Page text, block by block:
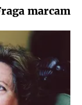
marcam